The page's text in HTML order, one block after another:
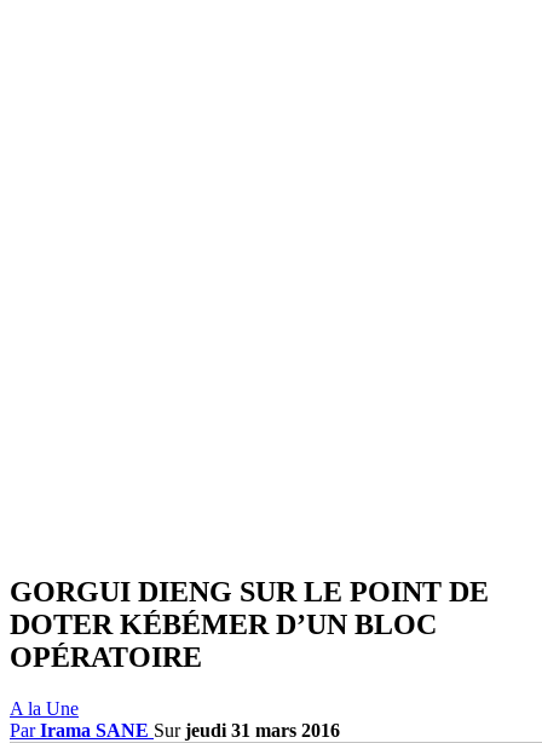
GORGUI DIENG SUR LE POINT DE
DOTER KÉBÉMER D’UN BLOC
OPÉRATOIRE
A la Une
ParIrama SANE Surjeudi 31 mars 2016